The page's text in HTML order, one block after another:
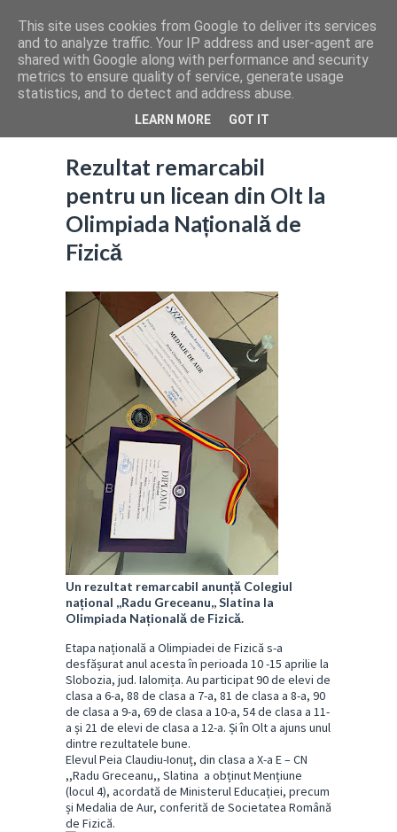
Rezultat remarcabil
pentru un licean din Olt la
Olimpiada Națională de
Fizică
Un rezultat remarcabil anunță Colegiul
național ,,Radu Greceanu,, Slatina la
Olimpiada Națională de Fizică.
Etapa națională a Olimpiadei de Fizică s-a
desfășurat anul acesta în perioada 10 -15 aprilie la
Slobozia, jud. Ialomița. Au participat 90 de elevi de
clasa a 6-a, 88 de clasa a 7-a, 81 de clasa a 8-a, 90
de clasa a 9-a, 69 de clasa a 10-a, 54 de clasa a 11-
a și 21 de elevi de clasa a 12-a. Și în Olt a ajuns unul
dintre rezultatele bune.
Elevul Peia Claudiu-Ionuț, din clasa a X-a E – CN
,,Radu Greceanu,, Slatina a obținut Mențiune
(locul 4), acordată de Ministerul Educației, precum
și Medalia de Aur, conferită de Societatea Română
de Fizică.
This site uses cookies from Google to deliver its services
and to analyze traffic. Your IP address and user-agent are
shared with Google along with performance and security
metrics to ensure quality of service, generate usage
statistics, and to detect and address abuse.
LEARN MORE GOT IT